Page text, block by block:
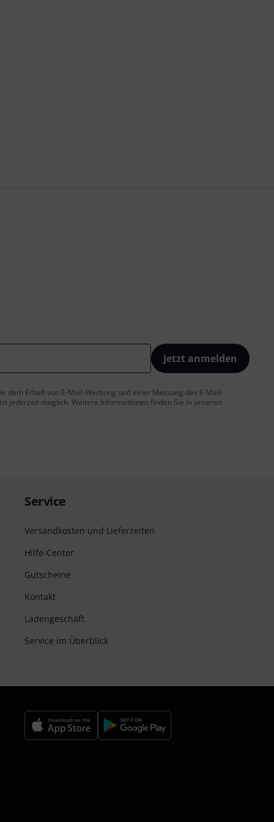
Jetzt anmelden
dem Erhalt von E-Mail-Werbung und einer Messung des E-Mail-
jederzeit möglich. Weitere Informationen finden Sie in unseren
Service
Versandkosten und Lieferzeiten
Hilfe-Center
Gutscheine
Kontakt
Ladengeschäft
Service im Überblick